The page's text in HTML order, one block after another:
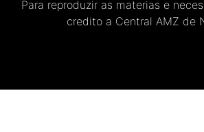
Para reproduzir as materias e
credito a Central AMZ de